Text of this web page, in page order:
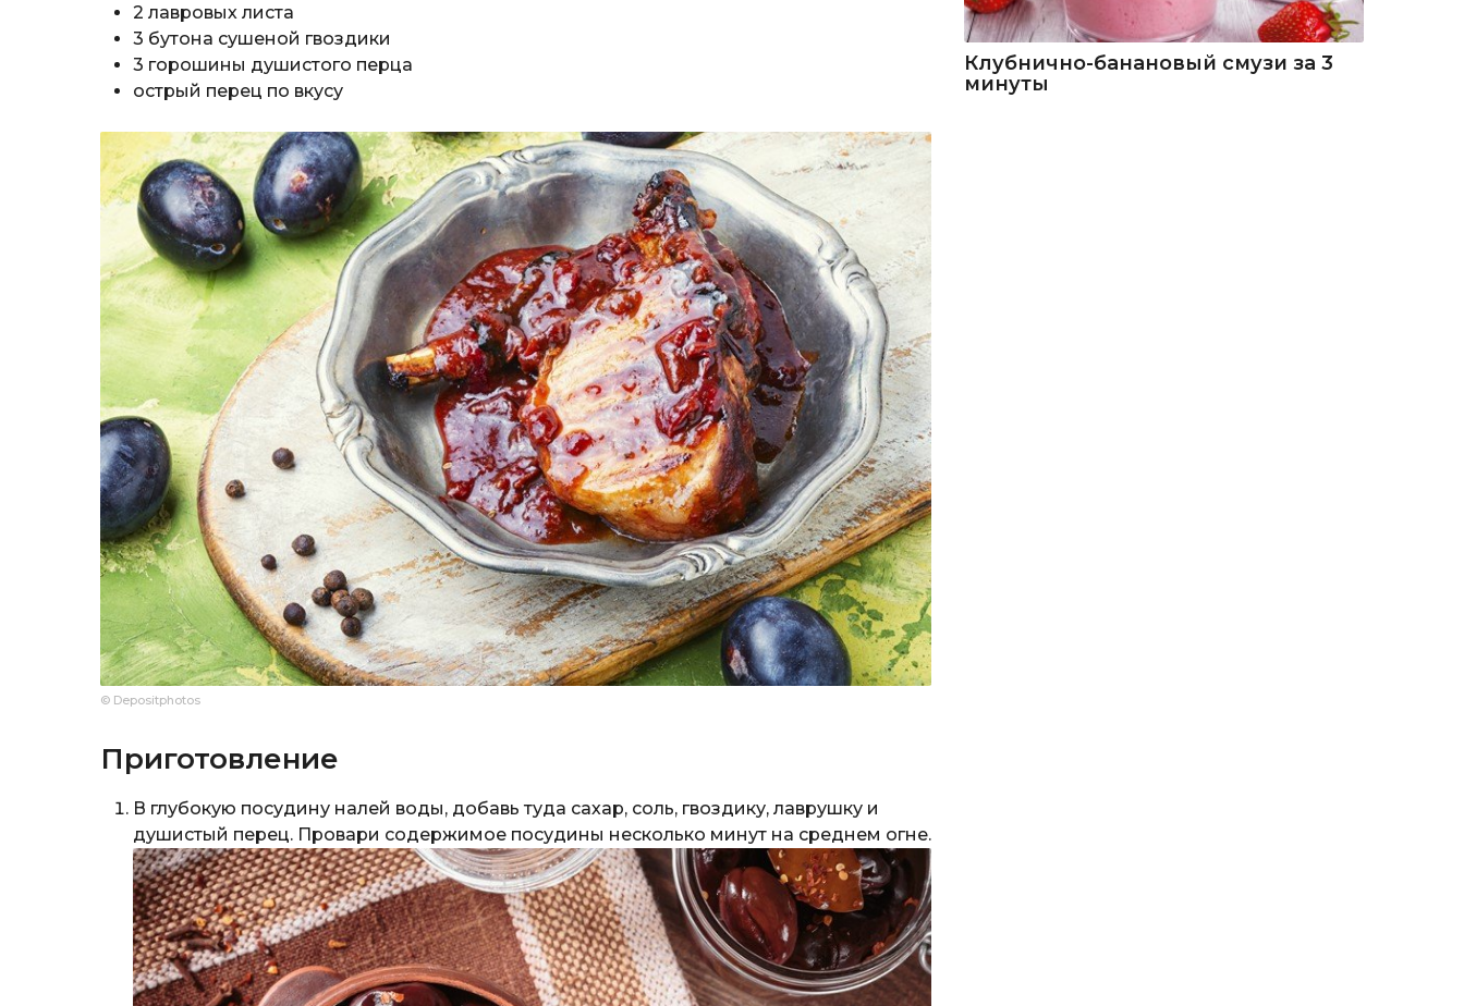
2 лавровых листа
3 бутона сушеной гвоздики
3 горошины душистого перца
острый перец по вкусу
© Depositphotos
Приготовление
В глубокую посудину налей воды, добавь туда сахар, соль, гвоздику, лаврушку и
душистый перец. Провари содержимое посудины несколько минут на среднем огне.
Клубнично-банановый смузи за 3
минуты